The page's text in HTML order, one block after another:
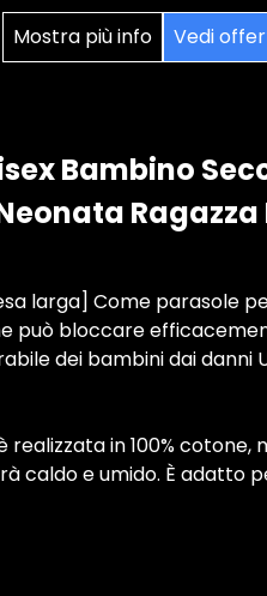
Mostra più info Vedi
Bambino
larga] Come parasole
può bloccare
dei bambini dai
realizzata in 100%
caldo e umido. È adatto